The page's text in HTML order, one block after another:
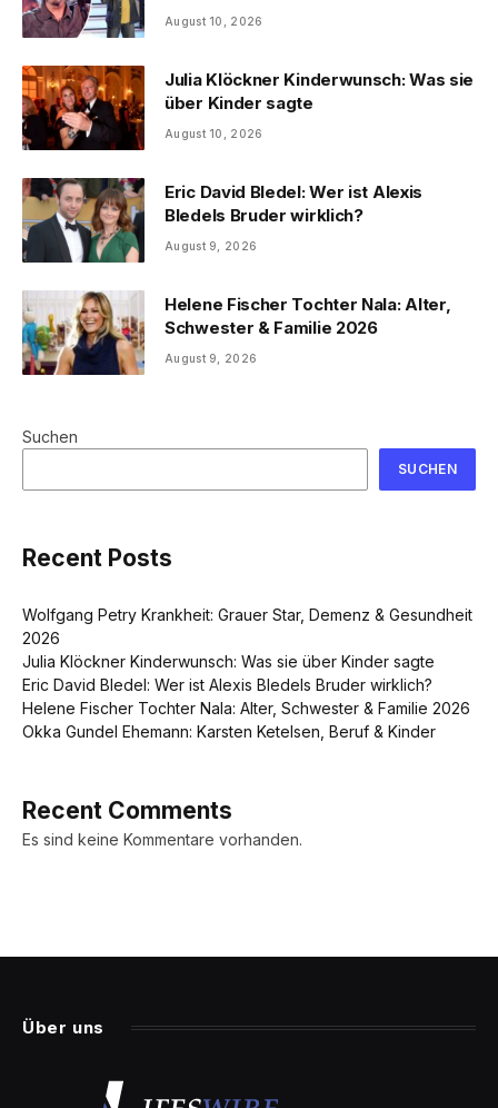
August 10, 2026
Julia Klöckner Kinderwunsch: Was sie
über Kinder sagte
August 10, 2026
Eric David Bledel: Wer ist Alexis
Bledels Bruder wirklich?
August 9, 2026
Helene Fischer Tochter Nala: Alter,
Schwester & Familie 2026
August 9, 2026
Suchen
SUCHEN
Recent Posts
Wolfgang Petry Krankheit: Grauer Star, Demenz & Gesundheit
2026
Julia Klöckner Kinderwunsch: Was sie über Kinder sagte
Eric David Bledel: Wer ist Alexis Bledels Bruder wirklich?
Helene Fischer Tochter Nala: Alter, Schwester & Familie 2026
Okka Gundel Ehemann: Karsten Ketelsen, Beruf & Kinder
Recent Comments
Es sind keine Kommentare vorhanden.
Über uns